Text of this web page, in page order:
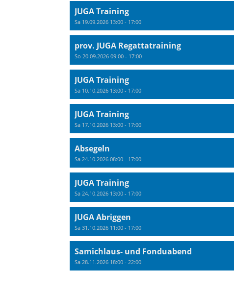
JUGA Training
Sa 19.09.2026 13:00 - 17:00
prov. JUGA Regattatraining
So 20.09.2026 09:00 - 17:00
JUGA Training
Sa 10.10.2026 13:00 - 17:00
JUGA Training
Sa 17.10.2026 13:00 - 17:00
Absegeln
Sa 24.10.2026 08:00 - 17:00
JUGA Training
Sa 24.10.2026 13:00 - 17:00
JUGA Abriggen
Sa 31.10.2026 11:00 - 17:00
Samichlaus- und Fonduabend
Sa 28.11.2026 18:00 - 22:00